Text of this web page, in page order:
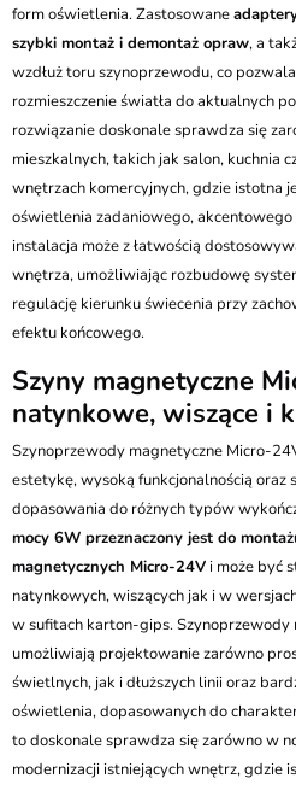
form oświetlenia. Zastosowane
szybki montaż i demontaż opraw, a
wzdłuż toru szynoprzewodu, co
rozmieszczenie światła do aktualnych
rozwiązanie doskonale sprawdza się
mieszkalnych, takich jak salon, kuchnia
wnętrzach komercyjnych, gdzie istotna
oświetlenia zadaniowego,
instalacja może z łatwością
wnętrza, umożliwiając rozbudowę
regulację kierunku świecenia przy
efektu końcowego.
Szyny magnetyczne
natynkowe, wiszące i
Szynoprzewody magnetyczne Micro-
estetykę, wysoką funkcjonalnością oraz
dopasowania do różnych typów
mocy 6W przeznaczony jest do
magnetycznych Micro-24V i może być
natynkowych, wiszących jak i w
w sufitach karton-gips.
umożliwiają projektowanie zarówno
świetlnych, jak i dłuższych linii oraz
oświetlenia, dopasowanych do
to doskonale sprawdza się zarówno w
modernizacji istniejących wnętrz, gdzie